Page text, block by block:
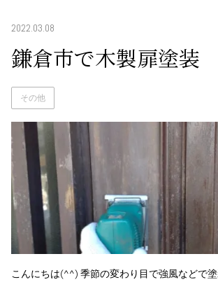
2022.03.08
鎌倉市で木製扉塗装
その他
こんにちは(^^) 季節の変わり目で強風などで